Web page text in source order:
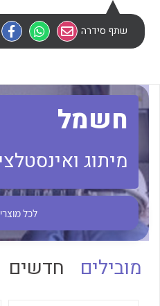
לכל מוצרי היצרן
שתף סידרה
חשמל
מיתוג
לכל מוצרי
מובילים חדשים